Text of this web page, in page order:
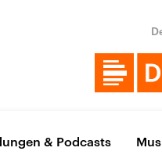
& Podcasts